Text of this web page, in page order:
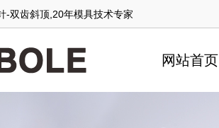
-双齿斜顶,20年模具技术专家
网站首页